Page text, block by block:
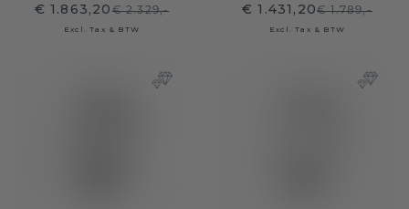
€ 1.863,20€ 2.329,-
Excl. Tax & BTW
€ 1.431,20€ 1.789,-
Excl. Tax & BTW